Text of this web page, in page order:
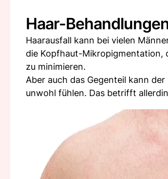
Haar-
Haarausfall kann bei vielen
die Kopfhaut-Mikropigmentation,
zu minimieren.
Aber auch das Gegenteil kann
unwohl fühlen. Das betrifft